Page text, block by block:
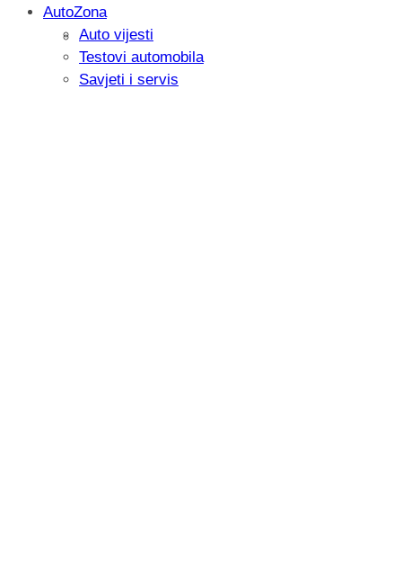
Savjetujemo: Što učiniti kada vaš
AutoZona
Auto vijesti
Testovi automobila
Savjeti i servis